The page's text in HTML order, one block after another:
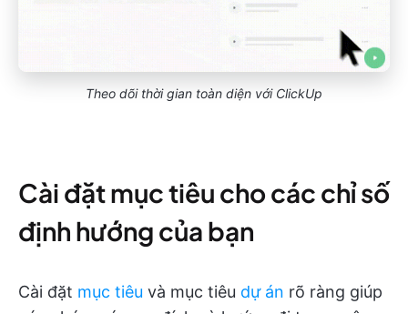
Theo dõi thời gian toàn diện với ClickUp
Cài đặt mục tiêu cho các chỉ số
định hướng của bạn
Cài đặt mục tiêu và mục tiêu dự án rõ ràng giúp